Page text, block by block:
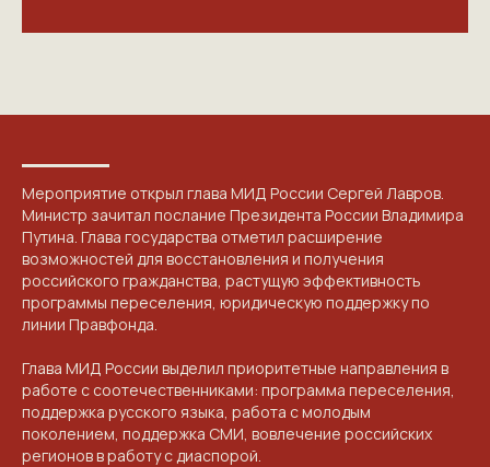
Мероприятие открыл глава МИД России Сергей Лавров.
Министр зачитал послание Президента России Владимира
Путина. Глава государства отметил расширение
возможностей для восстановления и получения
российского гражданства, растущую эффективность
программы переселения, юридическую поддержку по
линии Правфонда.
Глава МИД России выделил приоритетные направления в
работе с соотечественниками: программа переселения,
поддержка русского языка, работа с молодым
поколением, поддержка СМИ, вовлечение российских
регионов в работу с диаспорой.